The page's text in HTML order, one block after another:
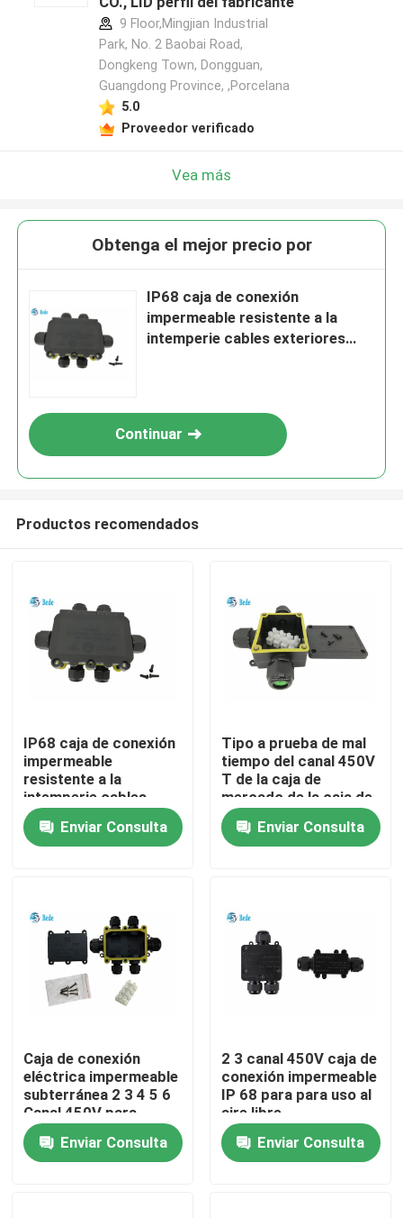
Productos
Sobre nosotros
Control de calidad
Contacta con nosotros
El blog
Solicitar una cita
9 Floor,Mingjian Industrial
Park, No. 2 Baobai Road,
Dongkeng Town, Dongguan,
Guangdong Province, ,Porcelana
5.0
Proveedor verificado
Vea más
Obtenga el mejor precio por
IP68 caja de conexión
impermeable resistente a la
intemperie cables exteriores
Continuar
Productos recomendados
IP68 caja de conexión
impermeable
resistente a la
intemperie cables
exteriores caja de
cableado 6 canal 450V
Enviar Consulta
Tipo a prueba de mal
tiempo del canal 450V
T de la caja de
mercado de la caja de
conexiones
impermeable IP68 3
Enviar Consulta
Caja de conexión
eléctrica impermeable
subterránea 2 3 4 5 6
Canal 450V para
iluminación de calles
Enviar Consulta
2 3 canal 450V caja de
conexión impermeable
IP 68 para para uso al
aire libre
Enviar Consulta